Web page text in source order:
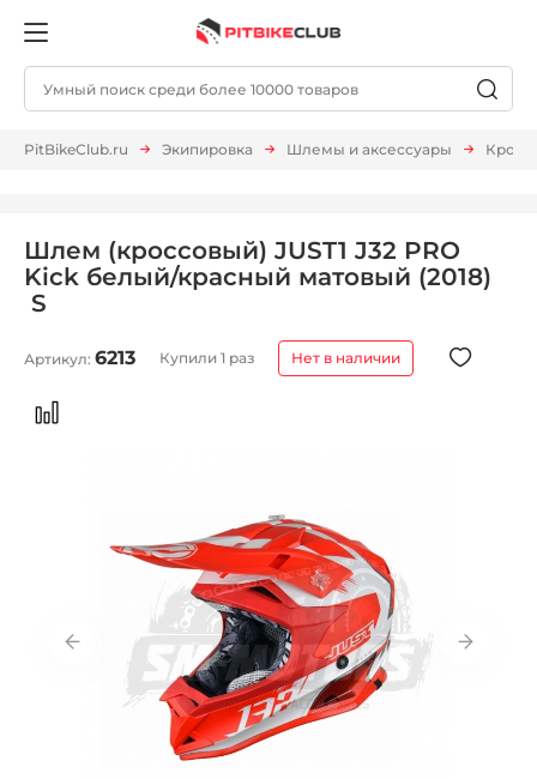
PitBikeClub.ru Экипировка Шлемы и аксессуары
Шлем (кроссовый) JUST1 J32 PRO
Kick белый/красный матовый (2018)
S
Артикул: 6213 Купили 1 раз Нет в наличии